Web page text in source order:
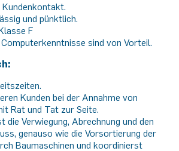
und pünktlich.
F
sind von Vorteil.
Kunden bei der Annahme von
Rat und Tat zur Seite.
die Verwiegung, Abrechnung und den
genauso wie die Vorsortierung der
Baumaschinen und koordinierst